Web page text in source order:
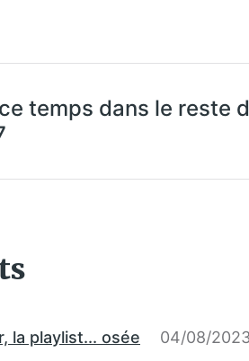
temps dans le reste
la playlist... osée 04/08/